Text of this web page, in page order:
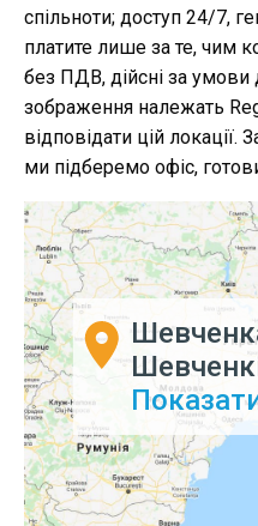
спільноти; доступ 24/7,
платите лише за те, чим
без ПДВ, дійсні за умови
зображення належать
відповідати цій локації.
ми підберемо офіс,